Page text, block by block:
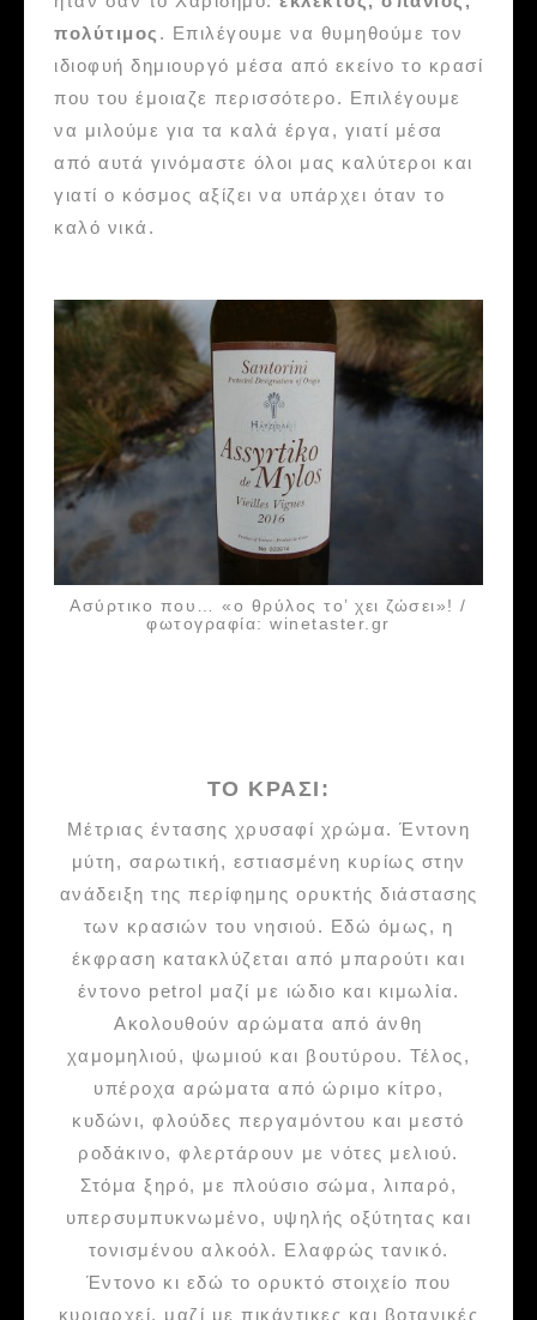
πολύτιμος . Επιλέγουμε να θυμηθούμε τον
ιδιοφυή δημιουργό μέσα από εκείνο το κρασί
που του έμοιαζε περισσότερο. Επιλέγουμε
να μιλούμε για τα καλά έργα, γιατί μέσα
από αυτά γινόμαστε όλοι μας καλύτεροι και
γιατί ο κόσμος αξίζει να υπάρχει όταν το
καλό νικά.
Ασύρτικο που… «ο θρύλος το’ χει ζώσει»! /
φωτογραφία: winetaster.gr
ΤΟ ΚΡΑΣΙ:
Μέτριας έντασης χρυσαφί χρώμα. Έντονη
μύτη, σαρωτική, εστιασμένη κυρίως στην
ανάδειξη της περίφημης ορυκτής διάστασης
των κρασιών του νησιού. Εδώ όμως, η
έκφραση κατακλύζεται από μπαρούτι και
έντονο petrol μαζί με ιώδιο και κιμωλία.
Ακολουθούν αρώματα από άνθη
χαμομηλιού, ψωμιού και βουτύρου. Τέλος,
υπέροχα αρώματα από ώριμο κίτρο,
κυδώνι, φλούδες περγαμόντου και μεστό
ροδάκινο, φλερτάρουν με νότες μελιού.
Στόμα ξηρό, με πλούσιο σώμα, λιπαρό,
υπερσυμπυκνωμένο, υψηλής οξύτητας και
τονισμένου αλκοόλ. Ελαφρώς τανικό.
Έντονο κι εδώ το ορυκτό στοιχείο που
κυριαρχεί, μαζί με πικάντικες και βοτανικές